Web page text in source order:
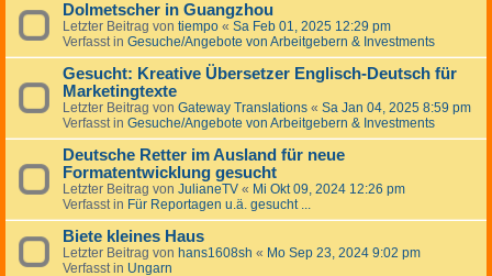
Dolmetscher in Guangzhou
Letzter Beitrag von tiempo « Sa Feb 01, 2025 12:29 pm
Verfasst in Gesuche/Angebote von Arbeitgebern & Investments
Gesucht: Kreative Übersetzer Englisch-Deutsch für
Marketingtexte
Letzter Beitrag von Gateway Translations « Sa Jan 04, 2025 8:59 pm
Verfasst in Gesuche/Angebote von Arbeitgebern & Investments
Deutsche Retter im Ausland für neue
Formatentwicklung gesucht
Letzter Beitrag von JulianeTV « Mi Okt 09, 2024 12:26 pm
Verfasst in Für Reportagen u.ä. gesucht ...
Biete kleines Haus
Letzter Beitrag von hans1608sh « Mo Sep 23, 2024 9:02 pm
Verfasst in Ungarn